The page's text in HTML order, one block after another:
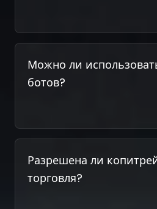
Можно ли
ботов?
Разрешена ли
торговля?